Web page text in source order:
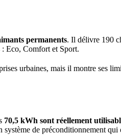
permanents. Il délivre 190
: Eco, Comfort et Sport.
urbaines, mais il montre ses
70,5 kWh sont réellement
système de préconditionnement